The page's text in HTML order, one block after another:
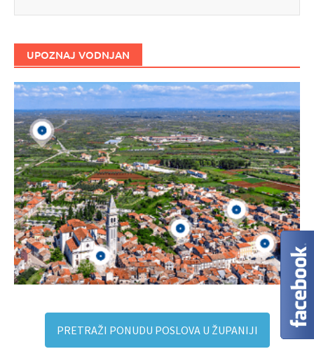
UPOZNAJ VODNJAN
PRETRAŽI PONUDU POSLOVA U ŽUPANIJI